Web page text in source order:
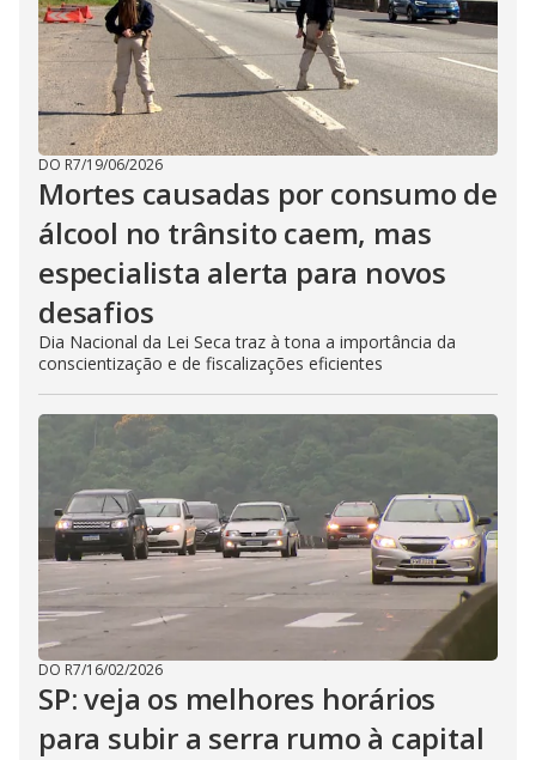
DO R7/19/06/2026
Mortes causadas por consumo de
álcool no trânsito caem, mas
especialista alerta para novos
desafios
Dia Nacional da Lei Seca traz à tona a importância da
conscientização e de fiscalizações eficientes
DO R7/16/02/2026
SP: veja os melhores horários
para subir a serra rumo à capital